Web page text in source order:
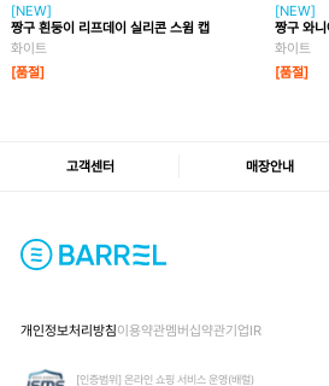
[NEW]
짱구 흰둥이 리프데이 실리콘 스윔 캡
화이트
[품절]
[NEW]
짱구 와
화이트
[품절]
고객센터 매장안내
개인정보처리방침이용약관멤버십약관기업IR
[인증범위] 온라인 쇼핑 서비스 운영(배럴)